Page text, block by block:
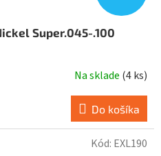
Super.045-.100
Na sklade (4 ks)
Do košíka
Kód: EXL190